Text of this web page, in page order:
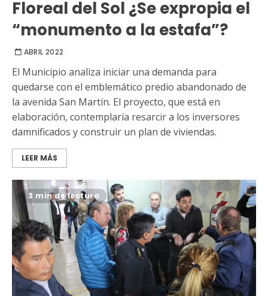
Floreal del Sol ¿Se expropia el
“monumento a la estafa”?
ABRIL 2022
El Municipio analiza iniciar una demanda para
quedarse con el emblemático predio abandonado de
la avenida San Martín. El proyecto, que está en
elaboración, contemplaría resarcir a los inversores
damnificados y construir un plan de viviendas.
LEER MÁS
3 min de lectura